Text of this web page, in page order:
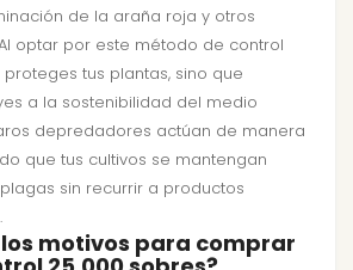
de la araña roja y otros
optar por este método de control
tus plantas, sino que
a la sostenibilidad del medio
depredadores actúan de manera
que tus cultivos se mantengan
sin recurrir a productos
los motivos para comprar